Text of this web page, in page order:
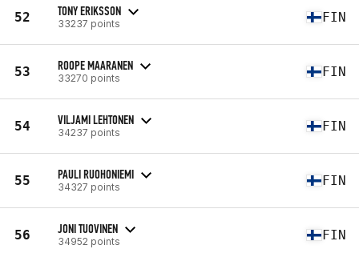
52 TONY ERIKSSON
33237 points FIN
53 ROOPE MAARANEN
33270 points FIN
54 VILJAMI LEHTONEN
34237 points FIN
55 PAULI RUOHONIEMI
34327 points FIN
56 JONI TUOVINEN
34952 points FIN